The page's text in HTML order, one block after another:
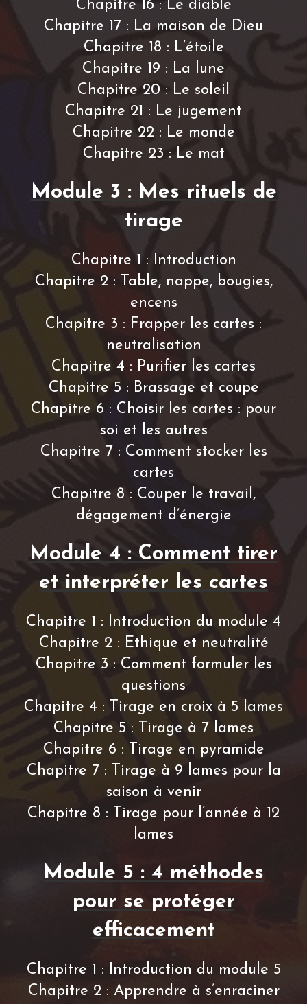
Chapitre 16 : Le diable
Chapitre 17 : La maison de Dieu
Chapitre 18 : L’étoile
Chapitre 19 : La lune
Chapitre 20 : Le soleil
Chapitre 21 : Le jugement
Chapitre 22 : Le monde
Chapitre 23 : Le mat
Module 3 : Mes rituels de
tirage
Chapitre 1 : Introduction
Chapitre 2 : Table, nappe, bougies,
encens
Chapitre 3 : Frapper les cartes :
neutralisation
Chapitre 4 : Purifier les cartes
Chapitre 5 : Brassage et coupe
Chapitre 6 : Choisir les cartes : pour
soi et les autres
Chapitre 7 : Comment stocker les
cartes
Chapitre 8 : Couper le travail,
dégagement d’énergie
Module 4 : Comment tirer
et interpréter les cartes
Chapitre 1 : Introduction du module 4
Chapitre 2 : Ethique et neutralité
Chapitre 3 : Comment formuler les
questions
Chapitre 4 : Tirage en croix à 5 lames
Chapitre 5 : Tirage à 7 lames
Chapitre 6 : Tirage en pyramide
Chapitre 7 : Tirage à 9 lames pour la
saison à venir
Chapitre 8 : Tirage pour l’année à 12
lames
Module 5 : 4 méthodes
pour se protéger
efficacement
Chapitre 1 : Introduction du module 5
Chapitre 2 : Apprendre à s’enraciner